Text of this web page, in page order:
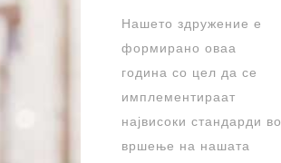
Нашето здружение е
формирано оваа
година со цел да се
имплементираат
највисоки стандарди во
вршење на нашата